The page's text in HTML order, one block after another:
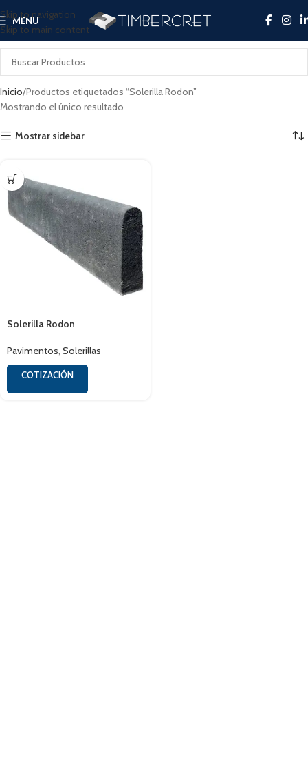
Skip to navigation
Skip to main content
MENU
Inicio Productos etiquetados “Solerilla Rodon”
Mostrando el único resultado
Mostrar sidebar
Solerilla Rodon
Pavimentos, Solerillas
COTIZACIÓN